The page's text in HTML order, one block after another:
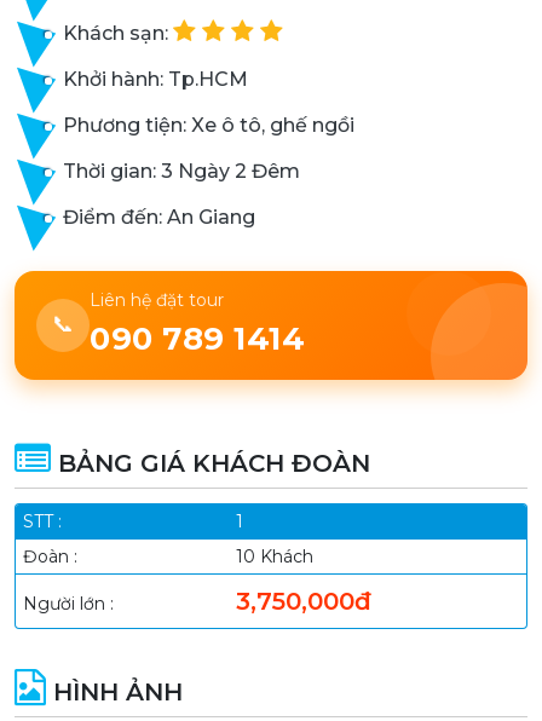
Khách sạn:
Khởi hành: Tp.HCM
Phương tiện: Xe ô tô, ghế ngồi
Thời gian: 3 Ngày 2 Đêm
Điểm đến: An Giang
📞
Liên hệ đặt tour
090 789 1414
BẢNG GIÁ KHÁCH ĐOÀN
1
10 Khách
3,750,000đ
HÌNH ẢNH